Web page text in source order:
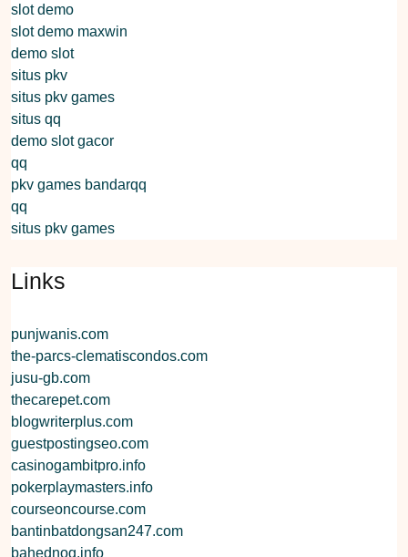
slot demo
slot demo maxwin
demo slot
situs pkv
situs pkv games
situs qq
demo slot gacor
qq
pkv games bandarqq
qq
situs pkv games
Links
punjwanis.com
the-parcs-clematiscondos.com
jusu-gb.com
thecarepet.com
blogwriterplus.com
guestpostingseo.com
casinogambitpro.info
pokerplaymasters.info
courseoncourse.com
bantinbatdongsan247.com
bahednog.info